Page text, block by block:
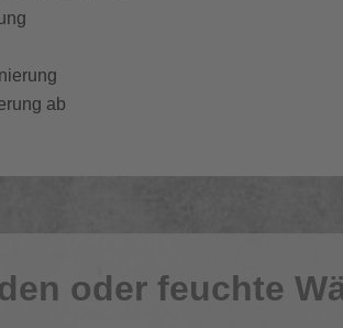
ab
oder feuchte